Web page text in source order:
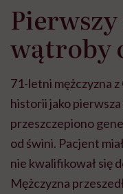
wątroby
71-letni mężczyzna z
historii jako
przeszczepiono
od świni. Pacjent
nie kwalifikował się
Mężczyzna